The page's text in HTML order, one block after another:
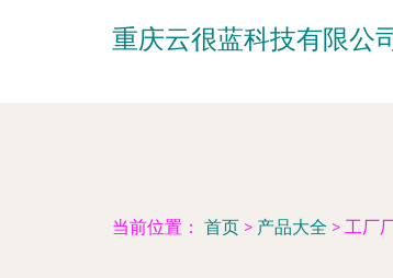
重庆云很蓝科技有限公
当前位置： 首页 > 产品大全 > 工厂